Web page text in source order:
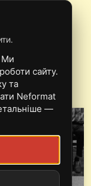
Ми
сайту.
та
Neformat
—